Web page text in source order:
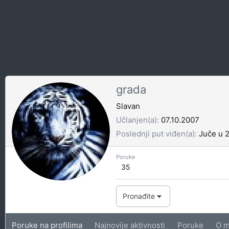
grada
Slavan
Učlanjen(a) 07.10.2007
Poslednji put viđen(a) Juče u
Poruke
35
Pronađite
Poruke na profilima Najnovije aktivnosti Poruke O